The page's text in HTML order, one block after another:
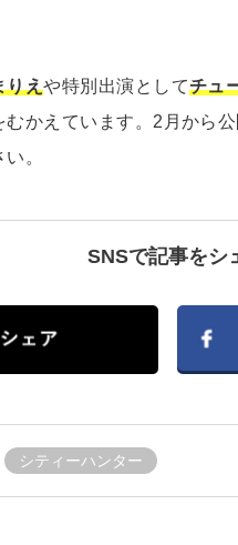
りえや特別出演としてチュ
かえています。2月から
。
SNSで記事をシ
シティーハンター